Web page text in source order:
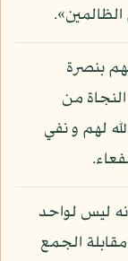
الظالمين».
بنصرة
من
لهم و نفي
ليس لواحد
الجمع